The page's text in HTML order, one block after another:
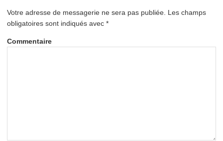
Votre adresse de messagerie ne sera pas publiée. Les champs
obligatoires sont indiqués avec *
Commentaire